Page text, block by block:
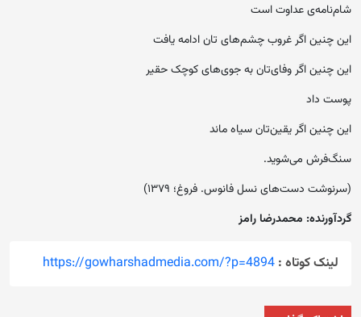
شام‌نامه‌ی عداوت است
این‌ چنین اگر غروب چشم‌های تان ادامه یافت
این‌ چنین اگر وفای‌تان به جوی‌های کوچک حقیر
پوست داد
این چنین اگر یقین‌تان سیاه‌ ماند
سنگ‌فرش می‌شوید.
(سرنوشت دست‌های نسل فانوس. فروغ؛ ۱۳۷۹)
گردآورنده: محمدرضا رامز
لینک کوتاه : https://gowharshadmedia.com/?p=4894